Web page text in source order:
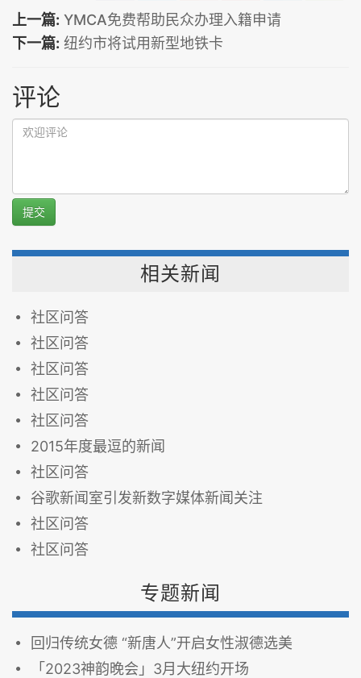
上一篇: YMCA免费帮助民众办理入籍申请
下一篇: 纽约市将试用新型地铁卡
评论
提交
相关新闻
社区问答
社区问答
社区问答
社区问答
社区问答
2015年度最逗的新闻
社区问答
谷歌新闻室引发新数字媒体新闻关注
社区问答
社区问答
专题新闻
回归传统女德 “新唐人”开启女性淑德选美
「2023神韵晚会」3月大纽约开场